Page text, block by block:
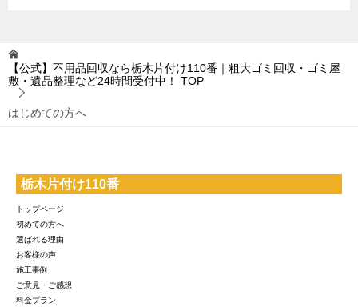
【公式】不用品回収なら栃木片付け110番｜粗大ゴミ回収・ゴミ屋
敷・遺品整理など24時間受付中！
TOP
はじめての方へ
栃木片付け110番
トップページ
初めての方へ
選ばれる理由
お客様の声
施工事例
ご意見・ご感想
料金プラン